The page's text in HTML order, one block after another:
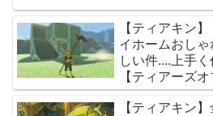
【ティアキン
イホームおし
しい件....上手
【ティアーズ
【ティアキン